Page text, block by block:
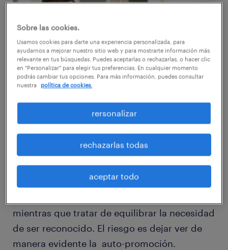
En su artículo para Women Powering
Business, Sonya Hinds considera cómo
promover sus talentos y éxitos sin parecer
arrogante o demasiado confiado. A veces,
mientras que tratar de equilibrar la necesidad
de ser reconocido. El riesgo es dejar ver de
manera evidente la auto-promoción.
Sobre las cookies.
Usamos cookies para darte una experiencia personalizada, para
ayudarnos a mejorar nuestro sitio web y para mostrarte información más
relevante en tus búsquedas. Puedes aceptarlas o rechazarlas, o hacer clic
en "Personalizar" para elegir tus preferencias. En cualquier momento
podrás cambiar tus opciones. Para más información, puedes consultar
nuestra
política de cookies.
rersonalizar
rechazarlas todas
aceptar todo